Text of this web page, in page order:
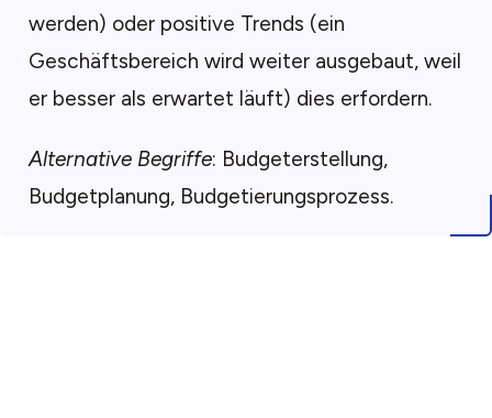
werden) oder positive Trends (ein
Geschäftsbereich wird weiter ausgebaut, weil
er besser als erwartet läuft) dies erfordern.
Alternative Begriffe: Budgeterstellung,
Budgetplanung, Budgetierungsprozess.